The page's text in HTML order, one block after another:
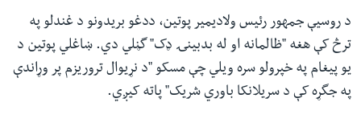
د روسیې جمهور رئیس ولادیمیر پوتین، ددغو بریدونو د غندلو په
ترڅ کې هغه "ظالمانه او له بدبینۍ ډک" گڼلي دي. ښاغلي پوتین د
یو پیغام په خپرولو سره ویلي چې مسکو "د نړیوال تروریزم پر وړاندې
په جگړه کې د سریلانکا باوري شریک" پاته کیږي.